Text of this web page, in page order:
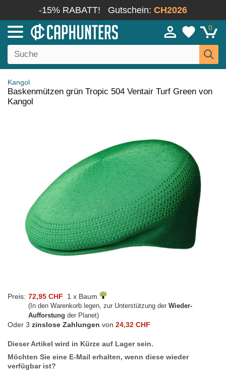
-15% RABATT! Gutschein: CH2026
0
Kangol
Baskenmützen grün Tropic 504 Ventair Turf Green von
Kangol
Preis: 72,95 CHF 1 x Baum
(In den Warenkorb legen, zur Unterstützung der Wieder-
Aufforstung der Planet)
Oder 3 zinslose Zahlungen von 24,32 CHF
Dieser Artikel wird in Kürze auf Lager sein.
Möchten Sie eine E-Mail erhalten, wenn diese wieder
verfügbar ist?